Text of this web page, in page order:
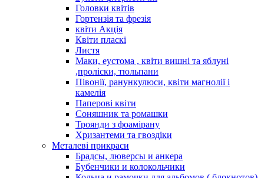
Головки квітів
Гортензія та фрезія
квіти Акція
Квіти пласкі
Листя
Маки, еустома , квіти вишні та яблуні
,проліски, тюльпани
Півонії, ранункулюси, квіти магнолії і
камелія
Паперові квіти
Соняшник та ромашки
Троянди з фоамірану
Хризантеми та гвоздіки
Металеві прикраси
Брадсы, люверсы и анкера
Бубенчики и колокольчики